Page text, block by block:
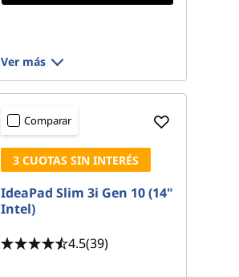
Ver más
Comparar
3 CUOTAS SIN INTERÉS
IdeaPad Slim 3i Gen 10 (14"
Intel)
4.5(39)